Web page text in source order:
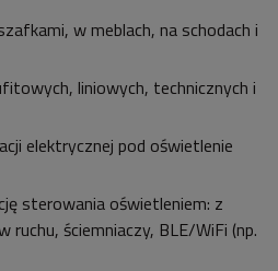
w meblach, na schodach i
liniowych, technicznych i
elektrycznej pod oświetlenie
sterowania oświetleniem: z
ruchu, ściemniaczy, BLE/WiFi (np.